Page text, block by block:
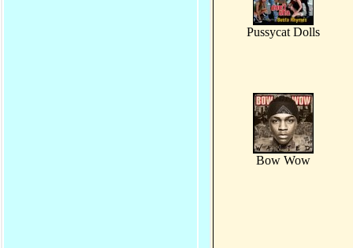
Pussycat Dolls
Bow Wow